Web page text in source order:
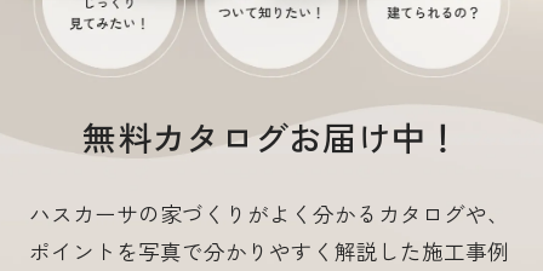
無料カタログお届け中！
ハスカーサの家づくりがよく分かるカタログや、
ポイントを写真で分かりやすく解説した施工事例